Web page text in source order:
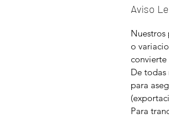
Aviso
Nuestros
o
convierte
De todas
para
Para